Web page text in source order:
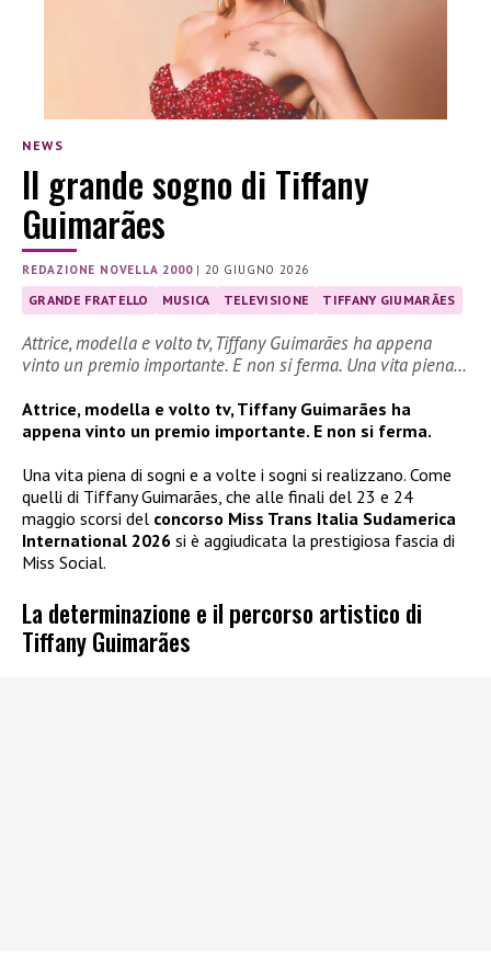
NEWS
Il grande sogno di Tiffany
Guimarães
REDAZIONE NOVELLA 2000| 20 GIUGNO 2026
GRANDE FRATELLO MUSICA TELEVISIONE TIFFANY GIUMARÃES
Attrice, modella e volto tv, Tiffany Guimarães ha appena
vinto un premio importante. E non si ferma. Una vita piena…
Attrice, modella e volto tv, Tiffany Guimarães ha
appena vinto un premio importante. E non si ferma.
Una vita piena di sogni e a volte i sogni si realizzano. Come
quelli di Tiffany Guimarães, che alle finali del 23 e 24
maggio scorsi del concorso Miss Trans Italia Sudamerica
International 2026 si è aggiudicata la prestigiosa fascia di
Miss Social.
La determinazione e il percorso artistico di
Tiffany Guimarães